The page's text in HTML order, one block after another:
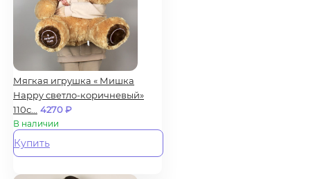
Мягкая игрушка « Мишка
Happy светло-коричневый»
110с...
4270₽
В наличии
Купить